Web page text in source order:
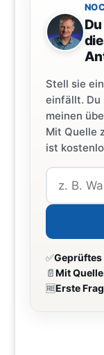
Stell sie
einfällt. Du
meinen
Mit Quelle
ist
✅Geprüftes
📄Mit Quelle
🆓Erste